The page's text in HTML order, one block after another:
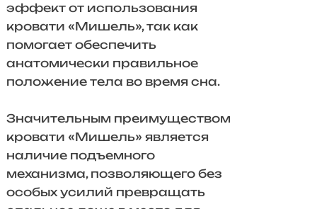
эффект от использования
кровати «Мишель», так как
помогает обеспечить
анатомически правильное
положение тела во время сна.
Значительным преимуществом
кровати «Мишель» является
наличие подъемного
механизма, позволяющего без
особых усилий превращать